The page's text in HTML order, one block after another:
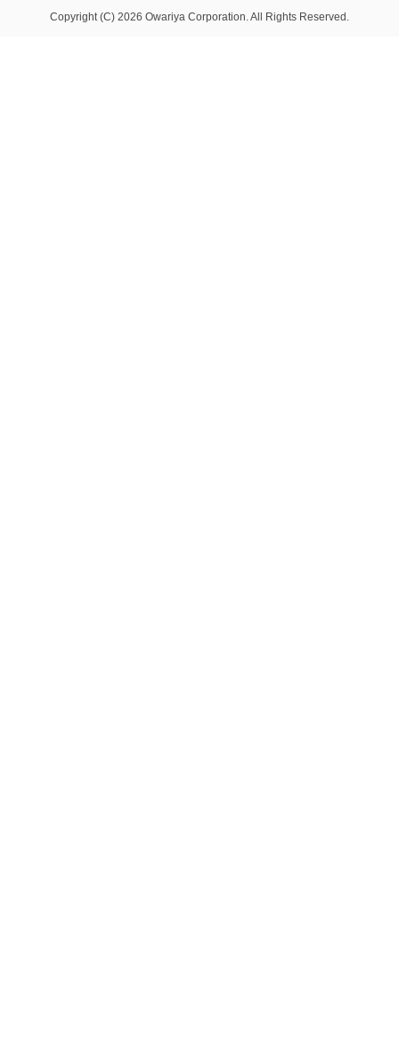
Copyright (C) 2026 Owariya Corporation. All Rights Reserved.